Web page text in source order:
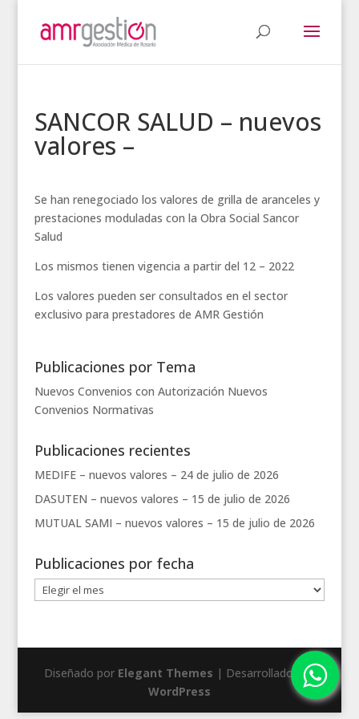
SANCOR SALUD – nuevos
valores –
Se han renegociado los valores de grilla de aranceles y
prestaciones moduladas con la Obra Social Sancor
Salud
Los mismos tienen vigencia a partir del 12 – 2022
Los valores pueden ser consultados en el sector
exclusivo para prestadores de AMR Gestión
Publicaciones por Tema
Nuevos Convenios con Autorización Nuevos
Convenios Normativas
Publicaciones recientes
MEDIFE – nuevos valores – 24 de julio de 2026
DASUTEN – nuevos valores – 15 de julio de 2026
MUTUAL SAMI – nuevos valores – 15 de julio de 2026
Publicaciones por fecha
Publicaciones
por
Diseñado por Elegant Themes | Desarrollado por
WordPress